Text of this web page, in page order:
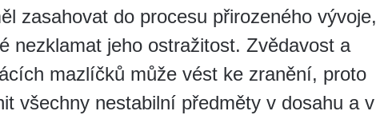
zasahovat do procesu přirozeného vývoje,
nezklamat jeho ostražitost. Zvědavost a
mazlíčků může vést ke zranění, proto
všechny nestabilní předměty v dosahu a v